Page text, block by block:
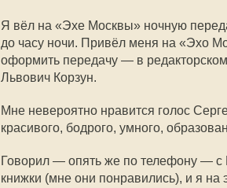
Я вёл на «Эхе Москвы» ночную
до часу ночи. Привёл меня на «Эхо
оформить передачу — в
Львович Корзун.
Мне невероятно нравится голос
красивого, бодрого, умного,
Говорил — опять же по телефону —
книжки (мне они понравились), и я на